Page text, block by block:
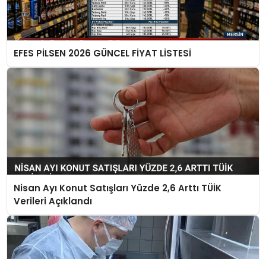
EFES PİLSEN 2026 GÜNCEL FİYAT LİSTESİ
Nisan Ayı Konut Satışları Yüzde 2,6 Arttı TÜİK
Verileri Açıklandı